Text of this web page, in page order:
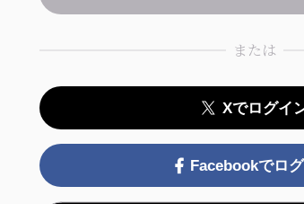
または
Xでログイ
Facebookでロ